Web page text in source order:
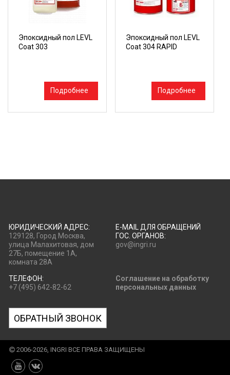
Эпоксидный пол LEVL
Coat 303
Подробнее
Эпоксидный пол LEVL
Coat 304 RAPID
Подробнее
ЮРИДИЧЕСКИЙ АДРЕС:
129128, Город Москва,
улица Малахитовая, дом
27Б, помещение 1А,
комната 28А
E-MAIL ДЛЯ ОБРАЩЕНИЙ
ГОС. ОРГАНОВ:
gov@ingri.ru
ТЕЛЕФОН:
+7 (495) 642-82-62
Соглашение на обработку
персональных данных
ОБРАТНЫЙ ЗВОНОК
2006-2026, INGRI ВСЕ ПРАВА ЗАЩИЩЕНЫ